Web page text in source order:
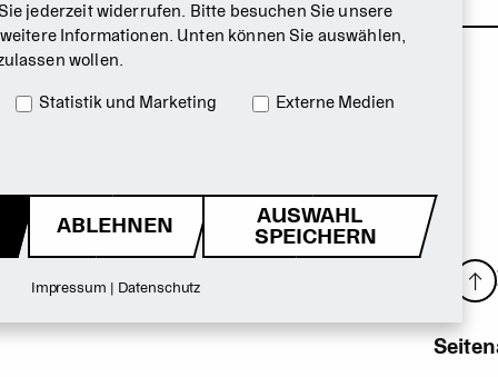
jederzeit widerrufen. Bitte besuchen Sie unsere
Informationen. Unten können Sie auswählen,
wollen.
Statistik und Marketing
Externe Medien
ABLEHNEN AUSWAHL
SPEICHERN
Impressum | Datenschutz